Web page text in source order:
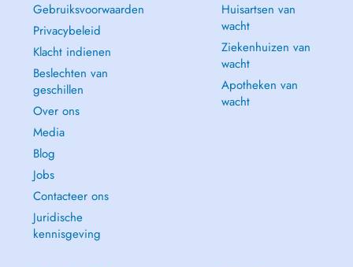
Gebruiksvoorwaarden
Privacybeleid
Klacht indienen
Beslechten van
geschillen
Over ons
Media
Blog
Jobs
Contacteer ons
Juridische
kennisgeving
Huisartsen van
wacht
Ziekenhuizen van
wacht
Apotheken van
wacht